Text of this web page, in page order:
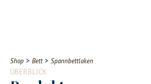
Contact
Shop > Bett> Spannbettlaken
ÜBERBLICK